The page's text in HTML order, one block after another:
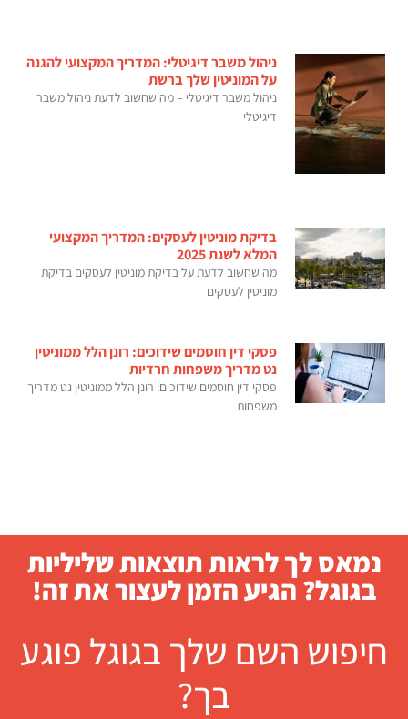
ניהול משבר דיגיטלי: המדריך המקצועי להגנה
על המוניטין שלך ברשת
ניהול משבר דיגיטלי – מה שחשוב לדעת ניהול משבר
דיגיטלי
בדיקת מוניטין לעסקים: המדריך המקצועי
המלא לשנת 2025
מה שחשוב לדעת על בדיקת מוניטין לעסקים בדיקת
מוניטין לעסקים
פסקי דין חוסמים שידוכים: רונן הלל ממוניטין
נט מדריך משפחות חרדיות
פסקי דין חוסמים שידוכים: רונן הלל ממוניטין נט מדריך
משפחות
נמאס לך לראות תוצאות שליליות
בגוגל? הגיע הזמן לעצור את זה!
חיפוש השם שלך בגוגל פוגע
בך?